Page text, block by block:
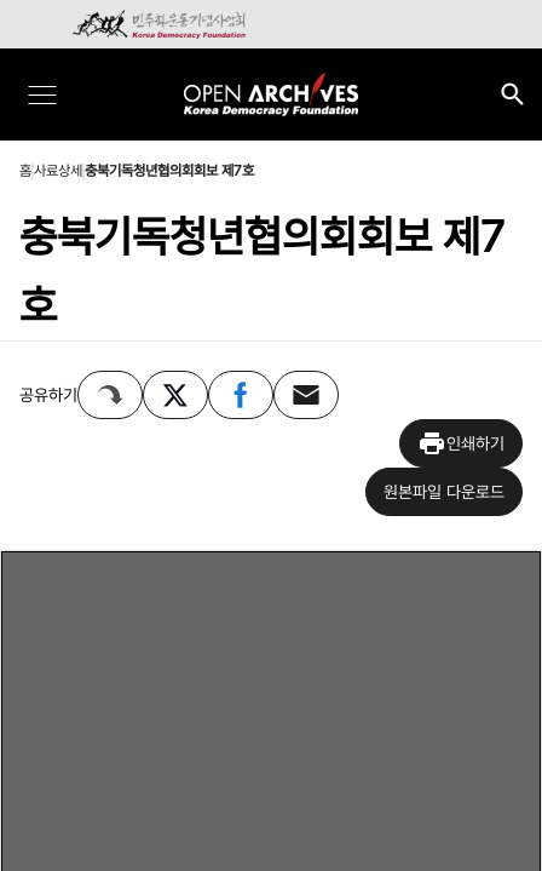
홈사료상세 충북기독청년협의회회보 제7호
충북기독청년협의회회보 제7
호
공유하기
인쇄하기
원본파일 다운로드